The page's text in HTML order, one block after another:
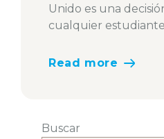
Unido es una
cualquier
Read more
Buscar